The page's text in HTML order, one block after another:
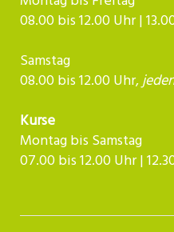
08.00 bis 12.00 Uhr |
Samstag
08.00 bis 12.00 Uhr,
Kurse
Montag bis Samstag
07.00 bis 12.00 Uhr |